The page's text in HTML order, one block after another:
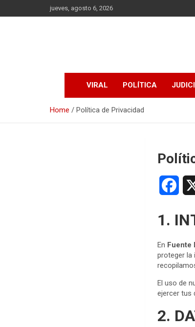
to
jueves, agosto 6, 2026
VIRAL POLÍTICA
Home Política de Privacidad
c
e
b
o
k
1.
En Fuente
proteger la
El uso de
ejercer tus
2.